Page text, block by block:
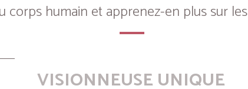
corps humain et apprenez-en plus sur
VISIONNEUSE UNIQUE